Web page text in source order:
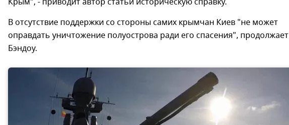
В отсутствие поддержки со стороны самих крымчан Киев "не может
оправдать уничтожение полуострова ради его спасения", продолжает
Бэндоу.